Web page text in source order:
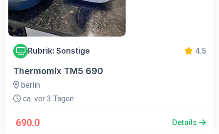
Rubrik: Sonstige 4.5
Thermomix TM5 690
berlin
ca. vor 3 Tagen
690.0 Details